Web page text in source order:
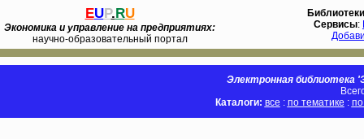
EUP.RU
Экономика и управление на предприятиях:
научно-образовательный портал
Библиотеки
Сервисы:
Электронная библиотека
Каталоги: все : по тематике :